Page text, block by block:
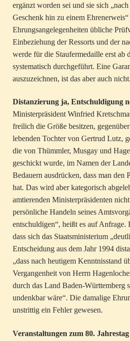
ergänzt worden sei und sie sich
Geschenk hin zu einem
Ehrungsangelegenheiten übliche
Einbeziehung der Ressorts und der
werde für die Staufermedaille erst ab
systematisch durchgeführt. Eine
auszuzeichnen, ist das aber auch nicht.
Distanzierung ja, Entschuldigung
Ministerpräsident Winfried
freilich die Größe besitzen,
lebenden Tochter von Gertrud Lutz,
die von Thümmler, Musgay und
geschickt wurde, im Namen der
Bedauern ausdrücken, dass man den
hat. Das wird aber kategorisch
amtierenden Ministerpräsidenten
persönliche Handeln seines
entschuldigen“, heißt es auf Anfrage.
dass sich das Staatsministerium
Entscheidung aus dem Jahr 1994
„dass nach heutigem Kenntnisstand
Vergangenheit von Herrn
durch das Land Baden-Württemberg
undenkbar wäre“. Die damalige
unstrittig ein Fehler gewesen.
Veranstaltungen zum 80.